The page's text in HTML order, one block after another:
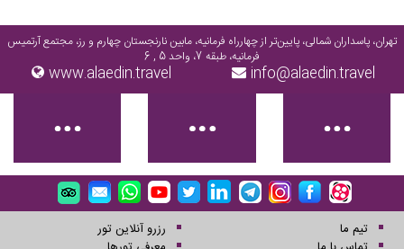
تهران، پاسداران شمالی، پایین‌تر از چهارراه فرمانیه، مابین نارنجستان چهارم و رز، مجتمع آرتمیس
فرمانیه، طبقه 7، واحد 5 , 6
info@alaedin.travel
www.alaedin.travel